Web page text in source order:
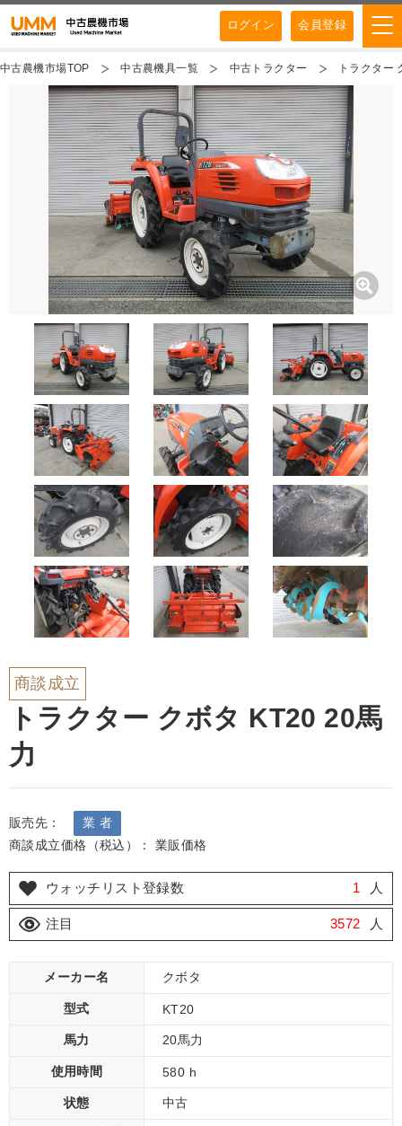
ログイン 会員登録
中古農機市場TOP 中古農機具一覧 中古トラクター トラクター
商談成立
トラクター クボタ KT20 20馬
力
販売先：
業 者
商談成立価格（税込）： 業販価格
ウォッチリスト登録数 1 人
注目 3572 人
メーカー名 クボタ
型式 KT20
馬力 20馬力
使用時間 580 h
状態 中古